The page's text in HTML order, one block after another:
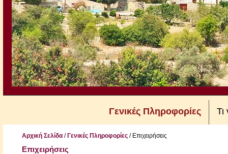
Γενικές Πληροφορίες Τι
Αρχική Σελίδα/ Γενικές Πληροφορίες/ Επιχειρήσεις
Επιχειρήσεις